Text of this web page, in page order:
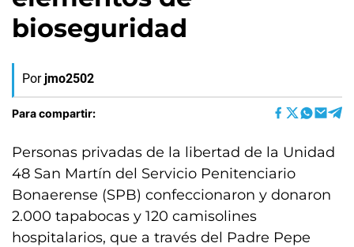
bioseguridad
Por jmo2502
Para compartir:
Personas privadas de la libertad de la Unidad
48 San Martín del Servicio Penitenciario
Bonaerense (SPB) confeccionaron y donaron
2.000 tapabocas y 120 camisolines
hospitalarios, que a través del Padre Pepe